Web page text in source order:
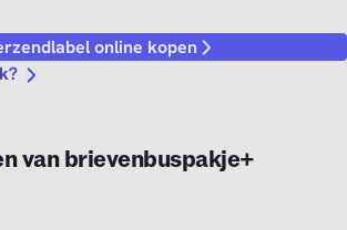
online kopen
van brievenbuspakje+